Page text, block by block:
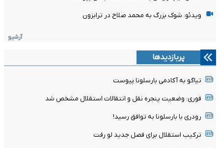
ویدئو: شوک بزرگ به محمد صلاح در ترابزون
آرشیو
پربازدیدها
تیاگو به آکادمی بارسلونا پیوست
فوری: وضعیت پنجره نقل و انتقالات استقلال مشخص شد
رودری با بارسلونا به توافق رسید!
ترکیب استقلال برای فصل جدید لو رفت